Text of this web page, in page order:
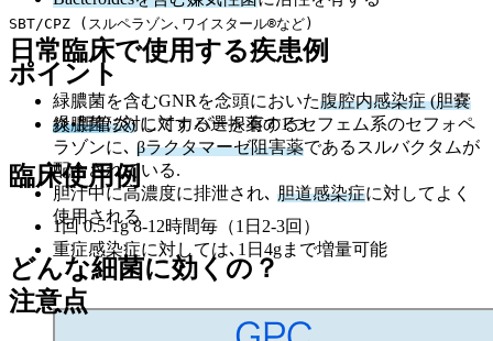
日常臨床で使用する疾患例
緑膿菌を含むGNRを念頭においた腹腔内感染症 (胆嚢
炎•胆管炎)に対する選択薬の1つ
臨床使用例
1回 0.5-1g 8-12時間毎（1日2-3回）
重症感染症に対しては､1日4gまで増量可能
注意点
SBT/CPZ (スルペラゾン､ワイスタール®など)
ポイント
緑膿菌に対してカバーを有するセフェム系のセフォペ
ラゾンに､ βラクタマーゼ阻害薬であるスルバクタムが
配合されている.
胆汁中に高濃度に排泄され､ 胆道感染症に対してよく
使用される
どんな細菌に効くの？